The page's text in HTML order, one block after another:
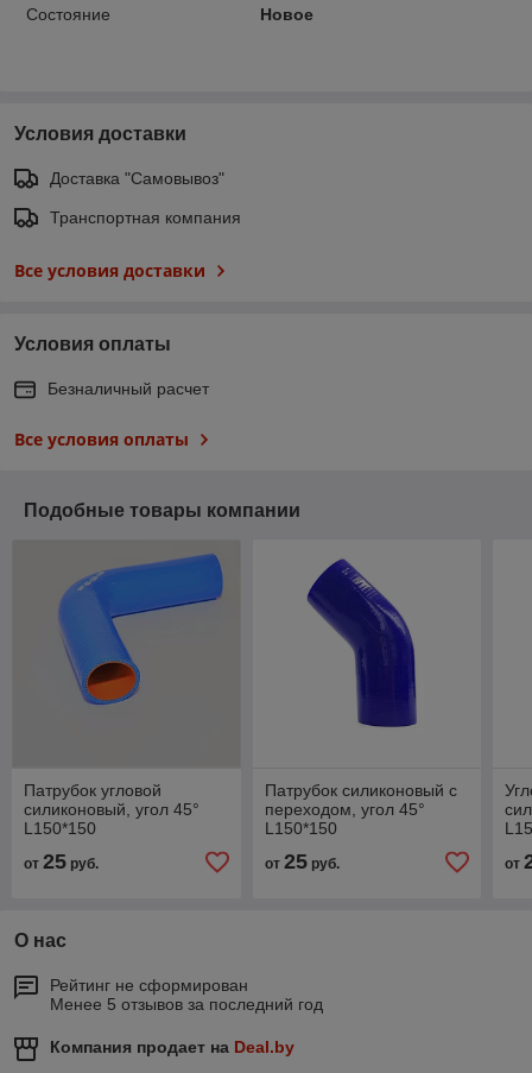
Состояние
Новое
Условия доставки
Доставка "Самовывоз"
Транспортная компания
Все условия доставки
Условия оплаты
Безналичный расчет
Все условия оплаты
Подобные товары компании
Патрубок угловой
силиконовый, угол 45°
L150*150
от 25 руб.
Патрубок силиконовый с
переходом, угол 45°
L150*150
от 25руб. от
О нас
Рейтинг не сформирован
Менее 5 отзывов за последний год
Компания продает на Deal.by